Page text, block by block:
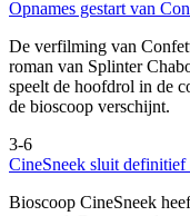
Opnames gestart van
De verfilming van
roman van Splinter
speelt de hoofdrol in de
de bioscoop verschijnt.
3-6
CineSneek sluit definitief
Bioscoop CineSneek